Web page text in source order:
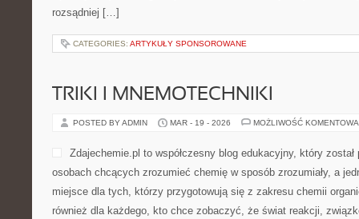
rozsądniej […]
CATEGORIES: ARTYKUŁY SPONSOROWANE
TRIKI I MNEMOTECHNIKI
POSTED BY ADMIN MAR - 19 - 2026 MOŻLIWOŚĆ
Zdajechemie.pl to współczesny blog edukacyjny, który
osobach chcących zrozumieć chemię w sposób zrozumiały, a
miejsce dla tych, którzy przygotowują się z zakresu chemii
również dla każdego, kto chce zobaczyć, że świat reakcji,